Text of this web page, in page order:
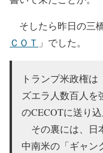
そしたら昨日の三
ＣＯＴ 」でした。
トランプ米政権
ズエラ人数百人を
のCECOTに送り
その裏には、日
中南米の「ギャン